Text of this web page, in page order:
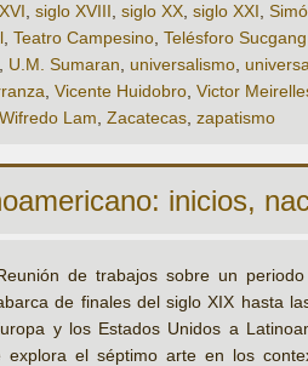
, siglo XVIII, siglo XX, siglo XXI,
, Teatro Campesino, Telésforo Sucgang
, U.M. Sumaran, universalismo,
, Vicente Huidobro, Victor
Wifredo Lam, Zacatecas, zapatismo
inicios,
de trabajos sobre un
de finales del siglo XIX hasta
y los Estados Unidos a
explora el séptimo arte en los